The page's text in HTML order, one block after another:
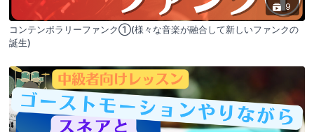
9
コンテンポラリーファンク①(様々な音楽が融合して新しいファンクの
誕生)